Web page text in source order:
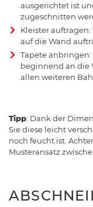
ausgerichtet ist
zugeschnitten
Kleister
auf die Wand
Tapete
beginnend an die
allen weiteren
Tipp: Dank der
Sie diese leicht
noch feucht ist.
Musteransatz